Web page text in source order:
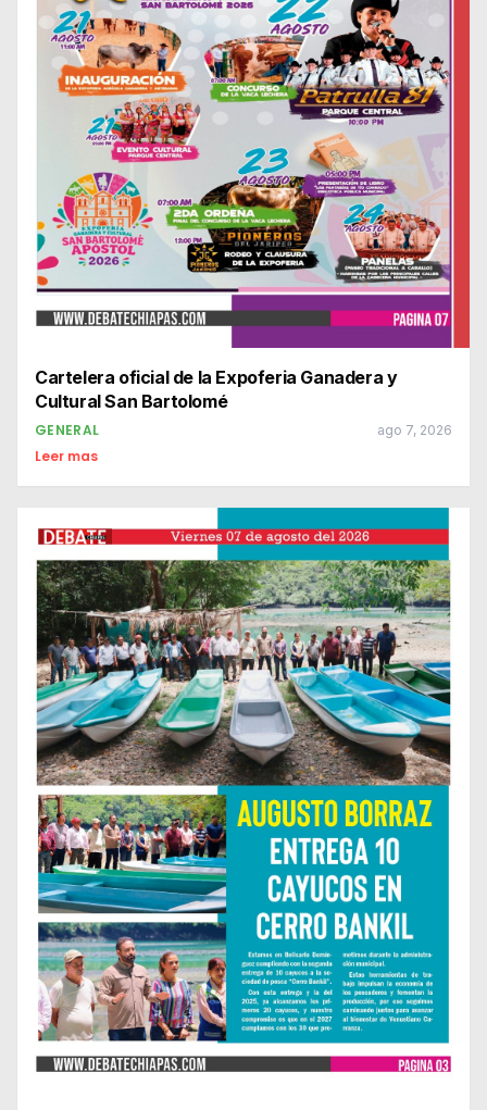
Cartelera oficial de la Expoferia Ganadera y
Cultural San Bartolomé
GENERAL ago 7, 2026
Leer mas